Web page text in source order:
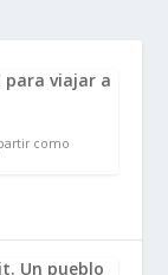
para viajar a
como
Un pueblo